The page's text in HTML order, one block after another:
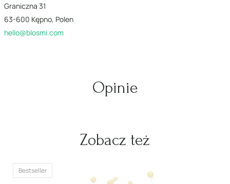
Graniczna 31
63-600 Kępno, Polen
hello@blosmi.com
Opinie
Zobacz też
Bestseller